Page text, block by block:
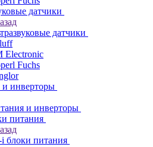
датчики
датчики
Electronic
Fuchs
и инверторы
и инверторы
питания
блоки питания